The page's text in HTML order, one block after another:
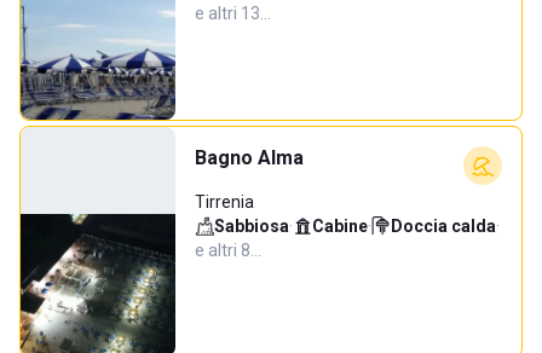
e altri 13…
Bagno Alma
Tirrenia
Sabbiosa· Cabine· Doccia calda·
e altri 8…